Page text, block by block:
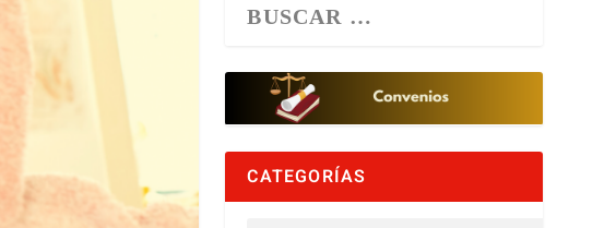
CATEGORÍAS